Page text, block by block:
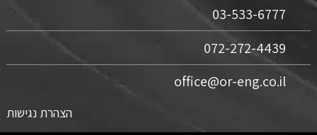
03-533-6777
072-272-4439
office@or-eng.co.il
הצהרת נגישות